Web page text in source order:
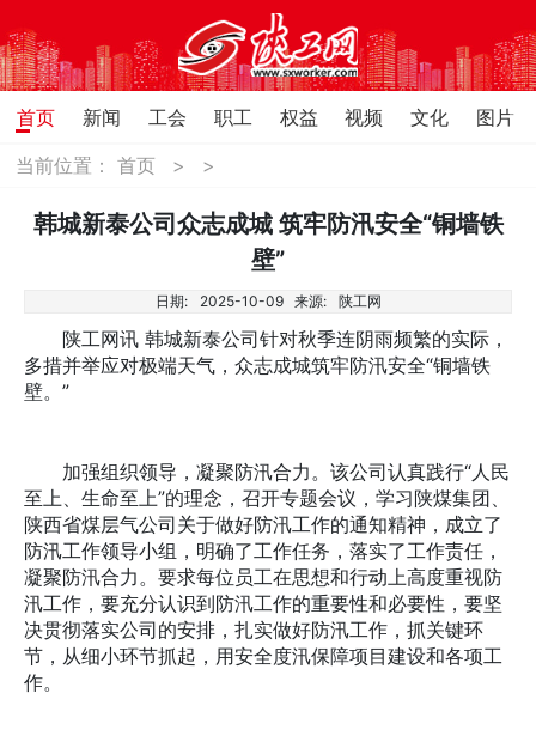
首页 新闻 工会 职工 权益 视频 文化
图片
当前位置：首页 > >
韩城新泰公司众志成城 筑牢防汛安全“铜墙铁
壁”
日期: 2025-10-09 来源: 陕工网
陕工网讯 韩城新泰公司针对秋季连阴雨频繁的实际，
多措并举应对极端天气，众志成城筑牢防汛安全“铜墙铁
壁。”
加强组织领导，凝聚防汛合力。该公司认真践行“人民
至上、生命至上”的理念，召开专题会议，学习陕煤集团、
陕西省煤层气公司关于做好防汛工作的通知精神，成立了
防汛工作领导小组，明确了工作任务，落实了工作责任，
凝聚防汛合力。要求每位员工在思想和行动上高度重视防
汛工作，要充分认识到防汛工作的重要性和必要性，要坚
决贯彻落实公司的安排，扎实做好防汛工作，抓关键环
节，从细小环节抓起，用安全度汛保障项目建设和各项工
作。